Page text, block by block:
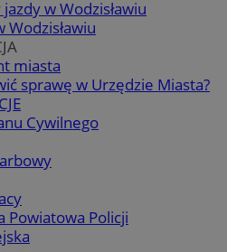
jazdy w Wodzisławiu
Wodzisławiu
miasta
sprawę w Urzędzie Miasta?
Cywilnego
Powiatowa Policji